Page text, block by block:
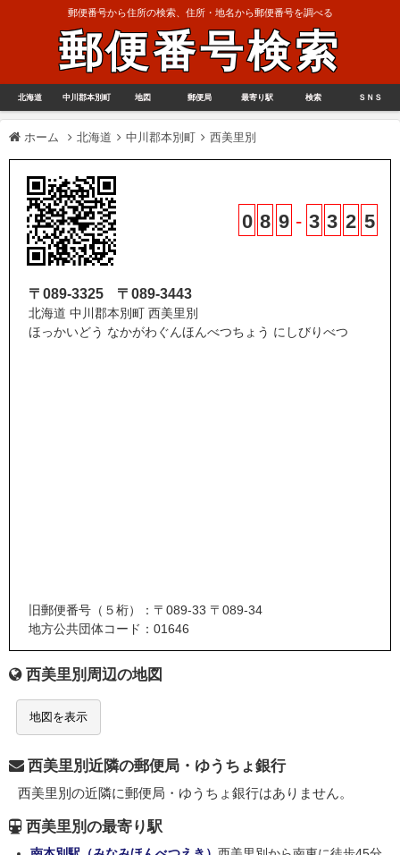
郵便番号から住所の検索、住所・地名から郵便番号を調べる
郵便番号検索
北海道 中川郡本別町 地図 郵便局 最寄り駅 検索 ＳＮＳ
ホーム 北海道 中川郡本別町 西美里別
0 8 9 - 3 3 2 5
〒089-3325 〒089-3443
北海道 中川郡本別町 西美里別
ほっかいどう なかがわぐんほんべつちょう にしびりべつ
旧郵便番号（５桁）：〒089-33 〒089-34
地方公共団体コード：01646
西美里別周辺の地図
地図を表示
西美里別近隣の郵便局・ゆうちょ銀行
西美里別の近隣に郵便局・ゆうちょ銀行はありません。
西美里別の最寄り駅